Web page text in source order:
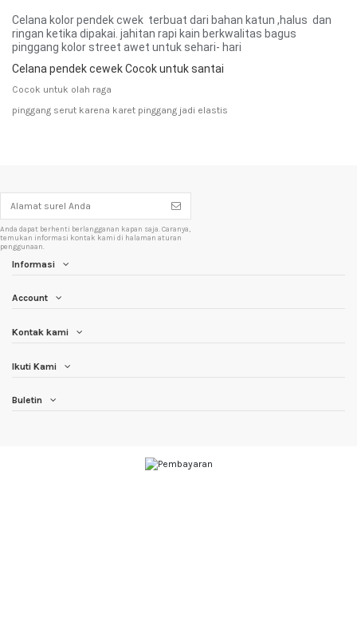
Celana kolor pendek cwek terbuat dari bahan katun ,halus dan
ringan ketika dipakai. jahitan rapi kain berkwalitas bagus
pinggang kolor street awet untuk sehari- hari
Celana pendek cewek Cocok untuk santai
Cocok untuk olah raga
pinggang serut karena karet pinggang jadi elastis
Anda dapat berhenti berlangganan kapan saja. Caranya,
temukan informasi kontak kami di halaman aturan
penggunaan.
Informasi
Account
Kontak kami
Ikuti Kami
Buletin